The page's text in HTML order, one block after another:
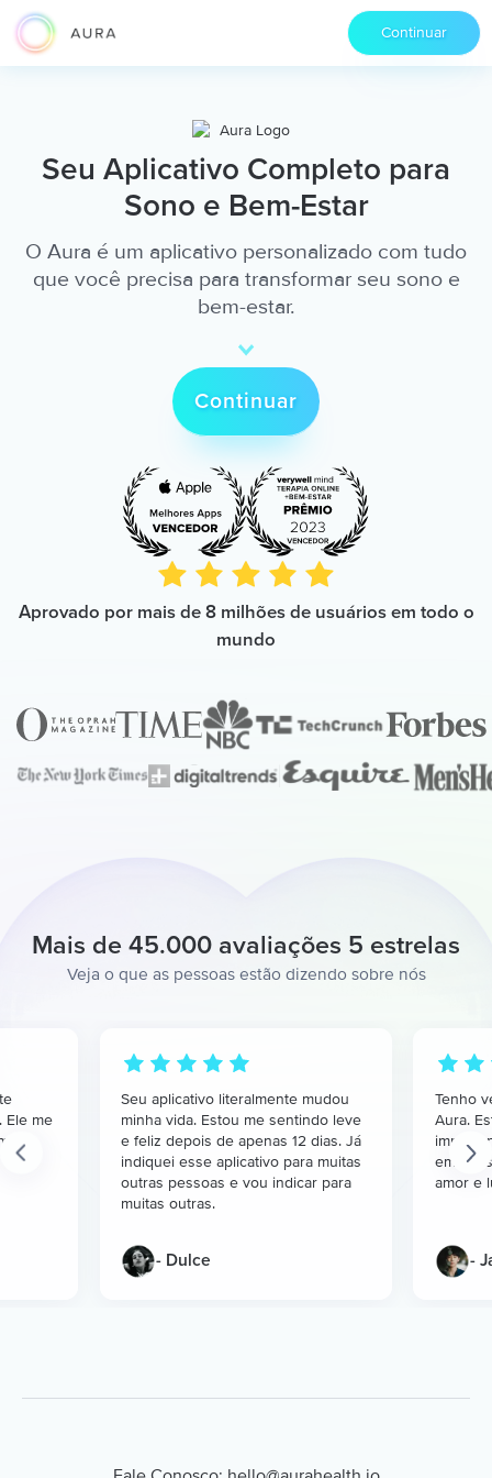
Continuar
Seu Aplicativo Completo para
Sono e Bem-Estar
O Aura é um aplicativo personalizado com tudo
que você precisa para transformar seu sono e
bem-estar.
Continuar
Aprovado por mais de 8 milhões de usuários em todo o
mundo
Mais de 45.000 avaliações 5 estrelas
Veja o que as pessoas estão dizendo sobre nós
Ele me
Seu aplicativo literalmente mudou
minha vida. Estou me sentindo leve
e feliz depois de apenas 12 dias. Já
indiquei esse aplicativo para muitas
outras pessoas e vou indicar para
muitas outras.
- Dulce
Tenho
Aura.
em
amor e
-